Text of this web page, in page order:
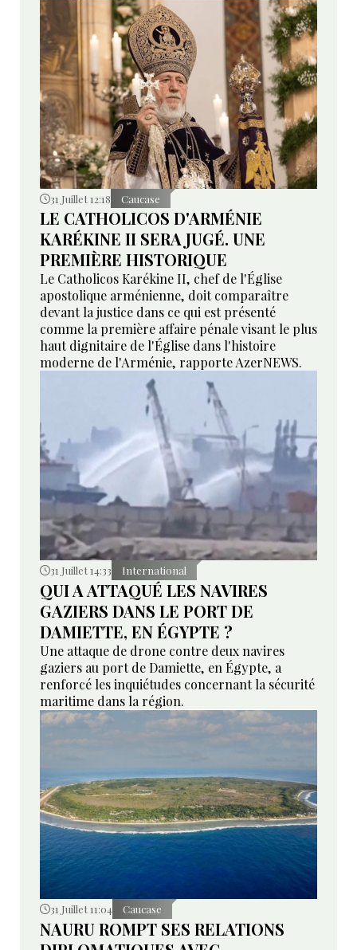
31 Juillet 12:18 Caucase
LE CATHOLICOS D'ARMÉNIE
KARÉKINE II SERA JUGÉ. UNE
PREMIÈRE HISTORIQUE
Le Catholicos Karékine II, chef de l'Église
apostolique arménienne, doit comparaître
devant la justice dans ce qui est présenté
comme la première affaire pénale visant le plus
haut dignitaire de l'Église dans l'histoire
moderne de l'Arménie, rapporte AzerNEWS.
31 Juillet 14:33 International
QUI A ATTAQUÉ LES NAVIRES
GAZIERS DANS LE PORT DE
DAMIETTE, EN ÉGYPTE ?
Une attaque de drone contre deux navires
gaziers au port de Damiette, en Égypte, a
renforcé les inquiétudes concernant la sécurité
maritime dans la région.
31 Juillet 11:04 Caucase
NAURU ROMPT SES RELATIONS